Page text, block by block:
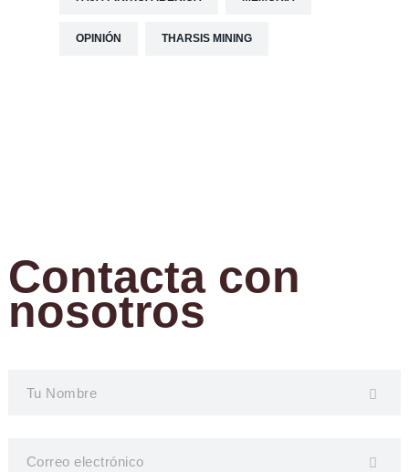
OPINIÓN THARSIS MINING
Contacta con
nosotros